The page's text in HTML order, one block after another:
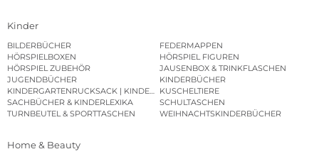
Kinder
BILDERBÜCHER
FEDERMAPPEN
HÖRSPIELBOXEN
HÖRSPIEL FIGUREN
HÖRSPIEL ZUBEHÖR
JAUSENBOX & TRINKFLASCHEN
JUGENDBÜCHER
KINDERBÜCHER
KINDERGARTENRUCKSACK | KINDERGARTENBEUTEL
KUSCHELTIERE
SACHBÜCHER & KINDERLEXIKA
SCHULTASCHEN
TURNBEUTEL & SPORTTASCHEN
WEIHNACHTSKINDERBÜCHER
Home & Beauty